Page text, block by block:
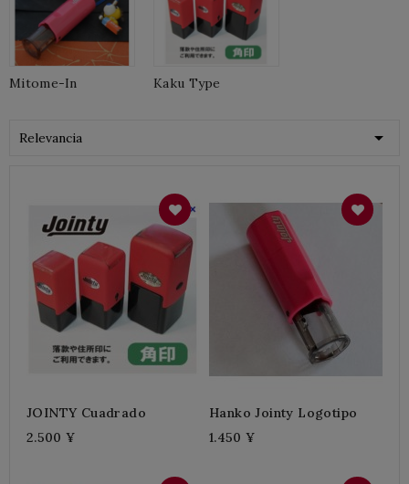
Mitome-In Kaku Type
Relevancia 
JOINTY Cuadrado
2.500 ¥
Hanko Jointy Logotipo
1.450 ¥